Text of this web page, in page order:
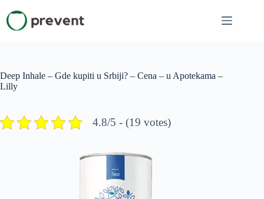
content
Deep Inhale – Gde kupiti u Srbiji? – Cena – u Apotekama –
Lilly
4.8/5 - (19 votes)